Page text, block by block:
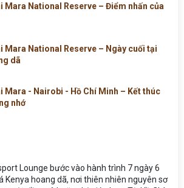
Mara National Reserve – Điểm nhấn của
Mara National Reserve – Ngày cuối tại
dã
Mara - Nairobi - Hồ Chí Minh – Kết thúc
nhớ
Lounge bước vào hành trình 7 ngày 6
Kenya hoang dã, nơi thiên nhiên nguyên sơ